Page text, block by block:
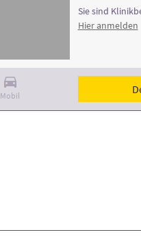
Mobil
Sie sind
Hier anmelden